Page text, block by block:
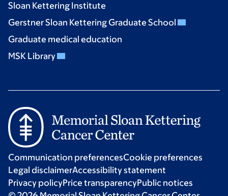
Sloan Kettering Institute
Gerstner Sloan Kettering Graduate School
Graduate medical education
MSK Library
Communication preferencesCookie preferences
Legal disclaimerAccessibility statement
Privacy policyPrice transparencyPublic notices